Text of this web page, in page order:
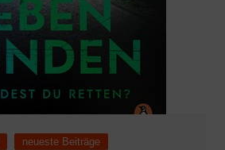
neueste Beiträge